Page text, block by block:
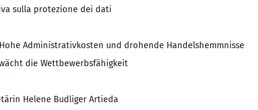
sulla protezione dei dati
Administrativkosten und drohende Handelshemmnisse
die Wettbewerbsfähigkeit
Helene Budliger Artieda